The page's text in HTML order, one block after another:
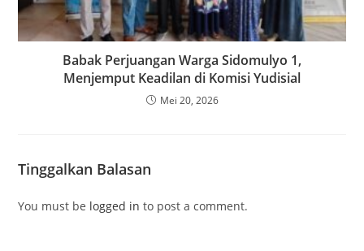
Babak Perjuangan Warga Sidomulyo 1,
Menjemput Keadilan di Komisi Yudisial
Mei 20, 2026
Tinggalkan Balasan
You must be logged in to post a comment.